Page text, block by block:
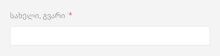
სახელი, გვარი